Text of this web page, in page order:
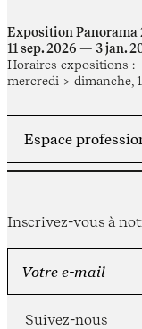
Exposition Panorama
11 sep. 2026 — 3 jan.
Horaires expositions :
mercredi > dimanche,
Inscrivez-vous à
Suivez-nous